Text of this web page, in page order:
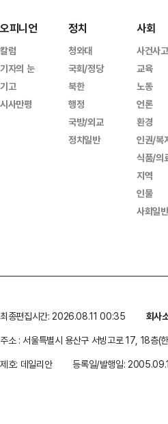
오피니언
칼럼
기자의 눈
기고
시사만평
정치
청와대
국회/정당
북한
행정
국방/외교
정치일반
사회
사건사고
교육
노동
언론
환경
인권/복
식품/의
지역
인물
사회일반
최종편집시간: 2026.08.11 00:35 회사
주소 : 서울특별시 용산구 서빙고로 17, 18층(
제호: 데일리안
등록일/발행일: